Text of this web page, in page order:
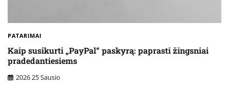
PATARIMAI
Kaip susikurti „PayPal“ paskyrą: paprasti žingsniai
pradedantiesiems
2026 25 Sausio